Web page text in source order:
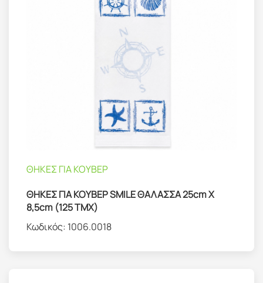
ΘΗΚΕΣ ΓΙΑ ΚΟΥΒΕΡ
ΘΗΚΕΣ ΓΙΑ ΚΟΥΒΕΡ SMILE ΘΑΛΑΣΣΑ 25cm X
8,5cm (125 ΤΜΧ)
Κωδικός: 1006.0018